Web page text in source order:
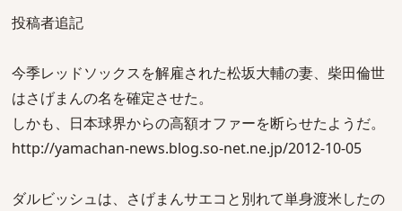
投稿者追記
今季レッドソックスを解雇された松坂大輔の妻、柴田倫世
はさげまんの名を確定させた。
しかも、日本球界からの高額オファーを断らせたようだ。
http://yamachan-news.blog.so-net.ne.jp/2012-10-05
ダルビッシュは、さげまんサエコと別れて単身渡米したの